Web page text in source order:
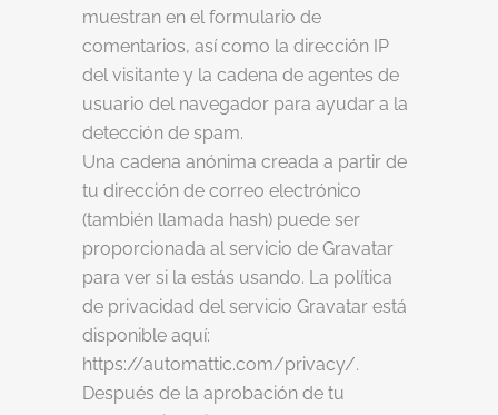
muestran en el formulario de
comentarios, así como la dirección IP
del visitante y la cadena de agentes de
usuario del navegador para ayudar a la
detección de spam.
Una cadena anónima creada a partir de
tu dirección de correo electrónico
(también llamada hash) puede ser
proporcionada al servicio de Gravatar
para ver si la estás usando. La política
de privacidad del servicio Gravatar está
disponible aquí:
https://automattic.com/privacy/.
Después de la aprobación de tu